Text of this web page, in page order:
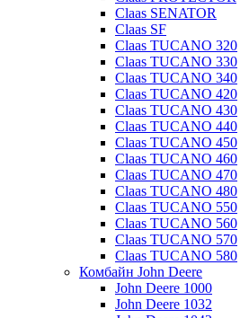
Claas SENATOR
Claas SF
Claas TUCANO 320
Claas TUCANO 330
Claas TUCANO 340
Claas TUCANO 420
Claas TUCANO 430
Claas TUCANO 440
Claas TUCANO 450
Claas TUCANO 460
Claas TUCANO 470
Claas TUCANO 480
Claas TUCANO 550
Claas TUCANO 560
Claas TUCANO 570
Claas TUCANO 580
Комбайн John Deere
John Deere 1000
John Deere 1032